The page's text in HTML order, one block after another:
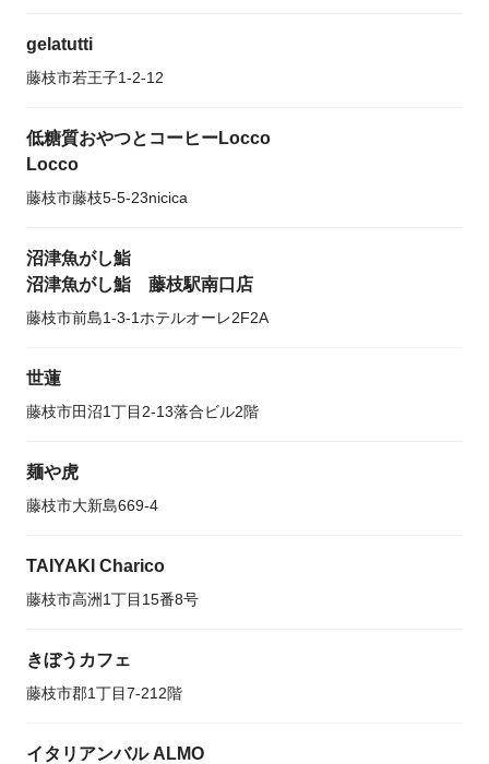
gelatutti
藤枝市若王子1-2-12
低糖質おやつとコーヒーLocco
Locco
藤枝市藤枝5-5-23nicica
沼津魚がし鮨
沼津魚がし鮨 藤枝駅南口店
藤枝市前島1-3-1ホテルオーレ2F2A
世蓮
藤枝市田沼1丁目2-13落合ビル2階
麺や虎
藤枝市大新島669-4
TAIYAKI Charico
藤枝市高洲1丁目15番8号
きぼうカフェ
藤枝市郡1丁目7-212階
イタリアンバル ALMO